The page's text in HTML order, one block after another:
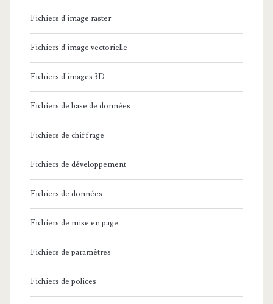
Fichiers d'image raster
Fichiers d'image vectorielle
Fichiers d'images 3D
Fichiers de base de données
Fichiers de chiffrage
Fichiers de développement
Fichiers de données
Fichiers de mise en page
Fichiers de paramètres
Fichiers de polices